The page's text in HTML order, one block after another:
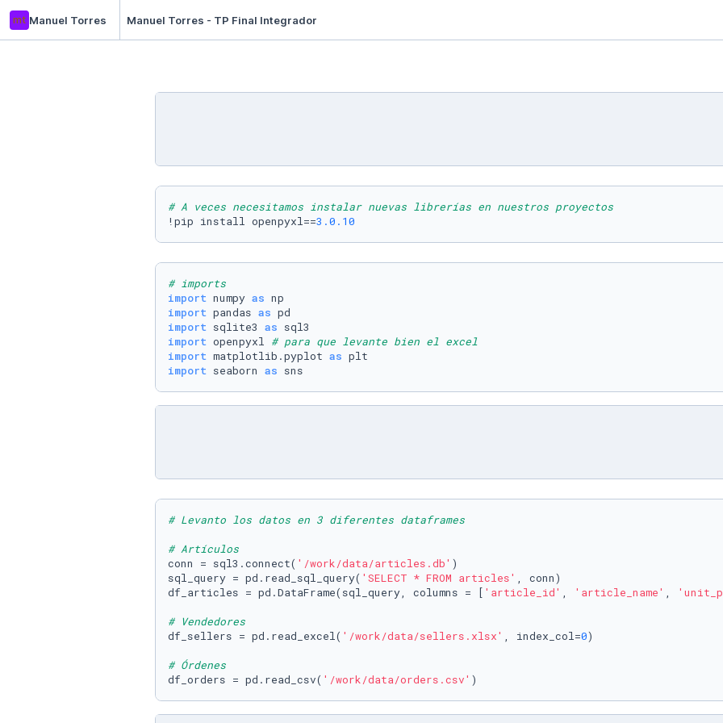
mt Manuel Torres Manuel Torres - TP Final Integrador
# A veces necesitamos instalar nuevas librerías en nuestros proyectos
!pip install openpyxl==3.0 .10
# imports
import numpy as
import pandas as
import sqlite3 as
import openpyxl # para que levante bien el excel
import matplotlib.pyplot as
import seaborn as sns
# Levanto los datos en 3 diferentes dataframes
# Artículos
conn = sql3.connect( '/work/data/articles.db' )
sql_query = pd.read_sql_query( 'SELECT * FROM articles' , conn)
df_articles = pd.DataFrame(sql_query, columns = [ 'article_id' , 'article_name' ,
# Vendedores
df_sellers = pd.read_excel( '/work/data/sellers.xlsx' , index_col=0)
# Órdenes
df_orders = pd.read_csv( '/work/data/orders.csv'